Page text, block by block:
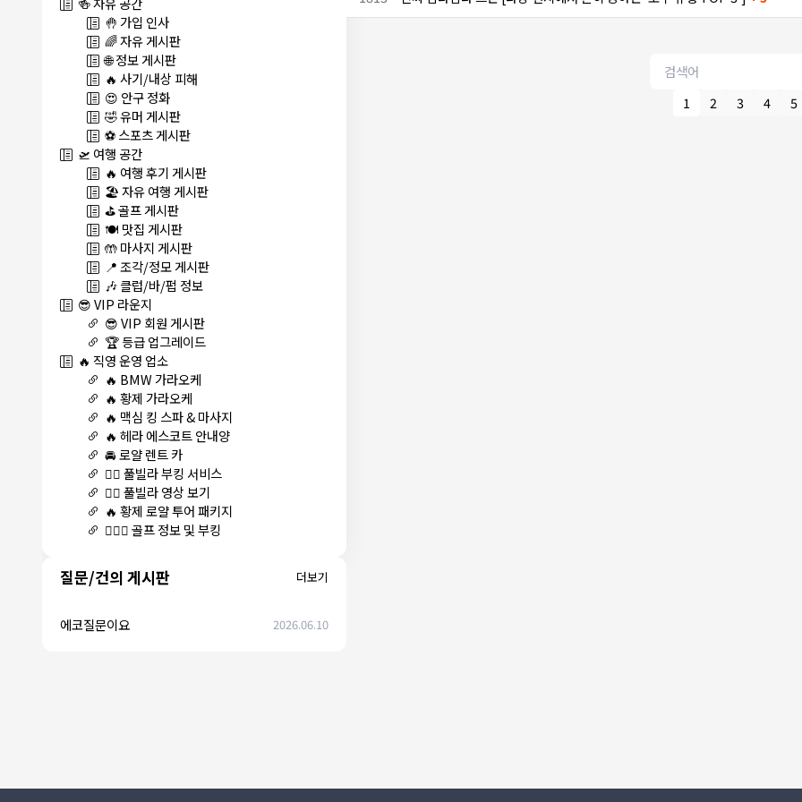
🤚 가입 인사
🌈 자유 게시판
🌐 정보 게시판
🔥 사기/내상 피해
😍 안구 정화
🤣 유머 게시판
⚽ 스포츠 게시판
🛫 여행 공간
🔥 여행 후기 게시판
🏖️ 자유 여행 게시판
⛳ 골프 게시판
🍽️ 맛집 게시판
🤲 마사지 게시판
📍 조각/정모 게시판
🎶 클럽/바/펍 정보
😎 VIP 라운지
😎 VIP 회원 게시판
🏆 등급 업그레이드
🔥 직영 운영 업소
🔥 BMW 가라오케
🔥 황제 가라오케
🔥 맥심 킹 스파 & 마사지
🔥 헤라 에스코트 안내양
🚘 로얄 렌트 카
🏊‍♀️ 풀빌라 부킹 서비스
🏊‍♀️ 풀빌라 영상 보기
🔥 황제 로얄 투어 패키지
🏌🏻‍♂️ 골프 정보 및 부킹
질문/건의 게시판 더보기
에코질문이요 2026.06.10
1 2 3 4 5